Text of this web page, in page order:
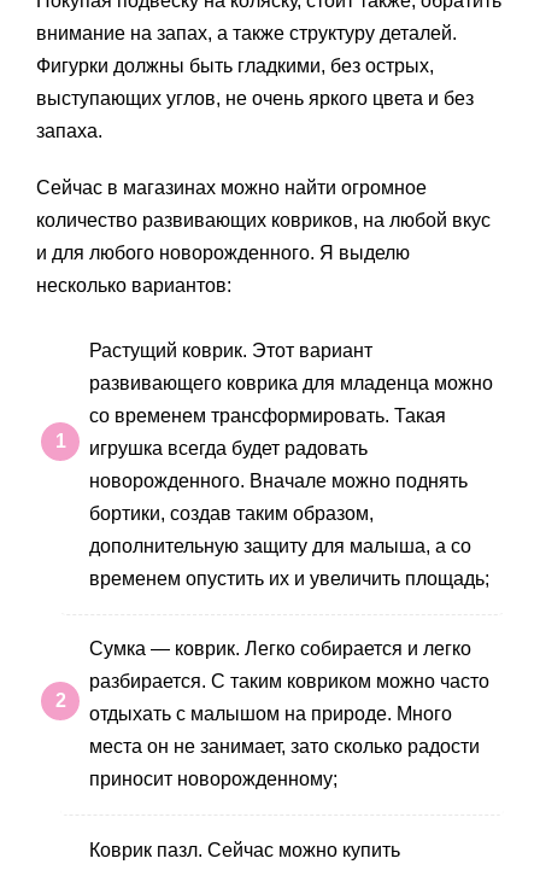
внимание на запах, а также структуру деталей.
Фигурки должны быть гладкими, без острых,
выступающих углов, не очень яркого цвета и без
запаха.
Сейчас в магазинах можно найти огромное
количество развивающих ковриков, на любой вкус
и для любого новорожденного. Я выделю
несколько вариантов:
Растущий коврик. Этот вариант
развивающего коврика для младенца можно
со временем трансформировать. Такая
игрушка всегда будет радовать
новорожденного. Вначале можно поднять
бортики, создав таким образом,
дополнительную защиту для малыша, а со
временем опустить их и увеличить площадь;
Сумка — коврик. Легко собирается и легко
разбирается. С таким ковриком можно часто
отдыхать с малышом на природе. Много
места он не занимает, зато сколько радости
приносит новорожденному;
Коврик пазл. Сейчас можно купить